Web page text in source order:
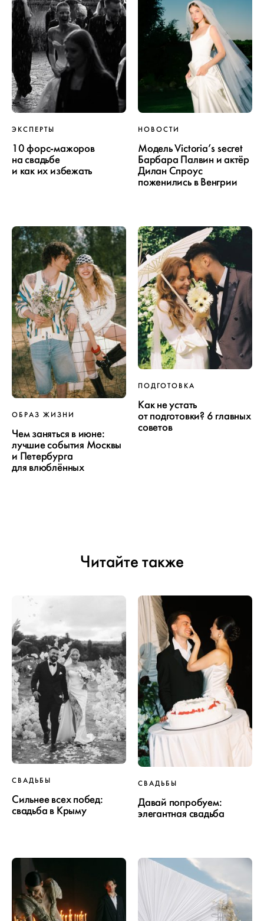
ЭКСПЕРТЫ
10 форс-мажоров
на свадьбе
и как их избежать
НОВОСТИ
Модель Victoria’s secret
Барбара Палвин и актёр
Дилан Спроус
поженились в Венгрии
ОБРАЗ ЖИЗНИ
Чем заняться в июне:
лучшие события Москвы
и Петербурга
для влюблённых
ПОДГОТОВКА
Как не устать
от подготовки? 6 главных
советов
Читайте также
СВАДЬБЫ
Сильнее всех побед:
свадьба в Крыму
СВАДЬБЫ
Давай попробуем:
элегантная свадьба